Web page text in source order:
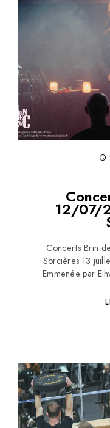
12/07/
Concerts Brin
Sorcières 13
Emmenée par